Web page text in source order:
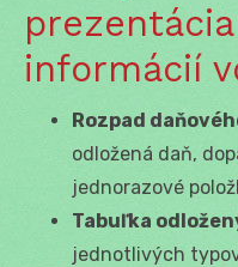
informácií
Rozpad
odložená daň,
jednorazové
Tabuľka
jednotlivých